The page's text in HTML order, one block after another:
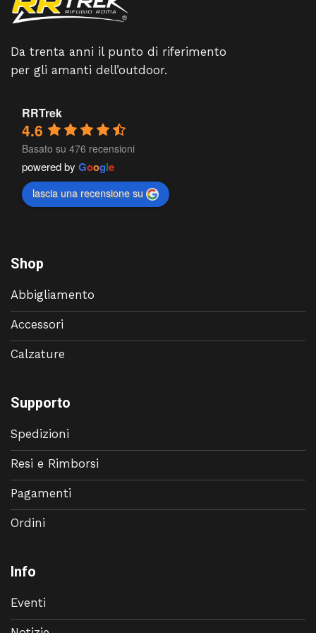
Da trenta anni il punto di riferimento
per gli amanti dell’outdoor.
RRTrek
4.6
Basato su 476 recensioni
powered by Google
lascia una recensione su
Shop
Abbigliamento
Accessori
Calzature
Supporto
Spedizioni
Resi e Rimborsi
Pagamenti
Ordini
Info
Eventi